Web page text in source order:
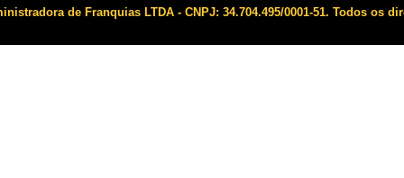
de Franquias LTDA - CNPJ: 34.704.495/0001-51. Todos os